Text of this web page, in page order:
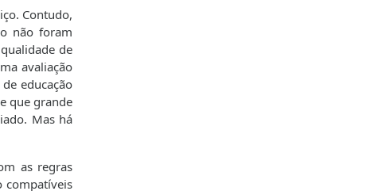
Contudo,
não foram
de
avaliação
educação
que grande
Mas há
as regras
compatíveis